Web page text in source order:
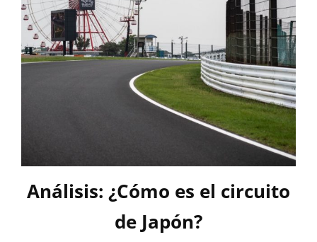
Análisis: ¿Cómo es el circuito
de Japón?